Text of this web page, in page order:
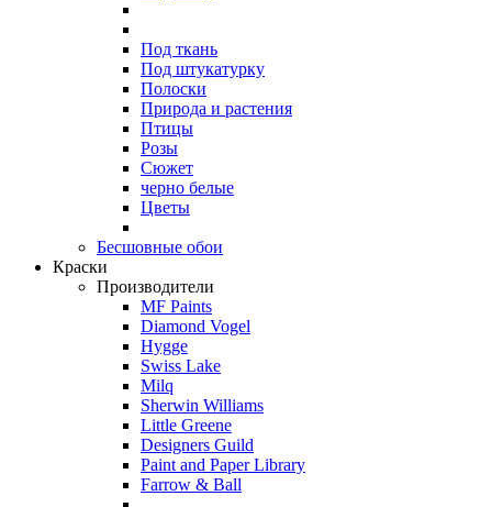
Под ткань
Под штукатурку
Полоски
Природа и растения
Птицы
Розы
Сюжет
черно белые
Цветы
Бесшовные обои
Краски
Производители
MF Paints
Diamond Vogel
Hygge
Swiss Lake
Milq
Sherwin Williams
Little Greene
Designers Guild
Paint and Paper Library
Farrow & Ball